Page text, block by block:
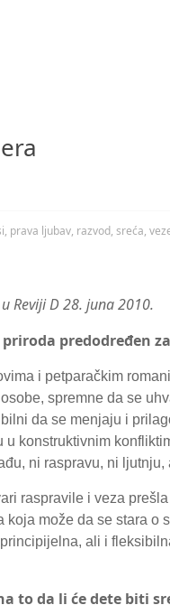
, prava ljubav, razvod, sreća,
Reviji D 28. juna 2010.
predodređen
i petparačkim
spremne da se
da se menjaju i
konstruktivnim
ni raspravu, ni
raspravile i veza
može da se stara
ali i
to da li će dete biti